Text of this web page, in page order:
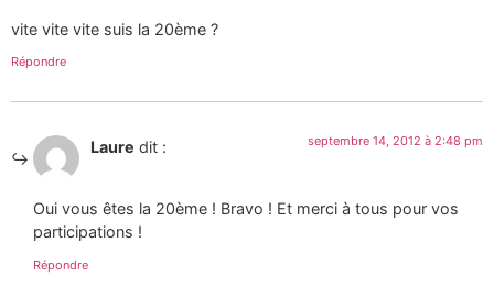
vite vite vite suis la 20ème ?
Répondre
Laure dit : septembre 14, 2012 à 2:48 pm
Oui vous êtes la 20ème ! Bravo ! Et merci à tous pour vos
participations !
Répondre